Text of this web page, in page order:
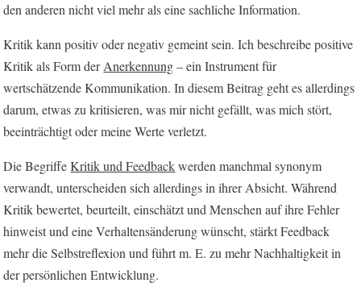
den anderen nicht viel mehr als eine sachliche Information.
Kritik kann positiv oder negativ gemeint sein. Ich beschreibe positive
Kritik als Form derAnerkennung– ein Instrument für
wertschätzende Kommunikation. In diesem Beitrag geht es allerdings
darum, etwas zu kritisieren, was mir nicht gefällt, was mich stört,
beeinträchtigt oder meine Werte verletzt.
Die BegriffeKritik und Feedbackwerden manchmal synonym
verwandt, unterscheiden sich allerdings in ihrer Absicht. Während
Kritik bewertet, beurteilt, einschätzt und Menschen auf ihre Fehler
hinweist und eine Verhaltensänderung wünscht, stärkt Feedback
mehr die Selbstreflexion und führt m. E. zu mehr Nachhaltigkeit in
der persönlichen Entwicklung.